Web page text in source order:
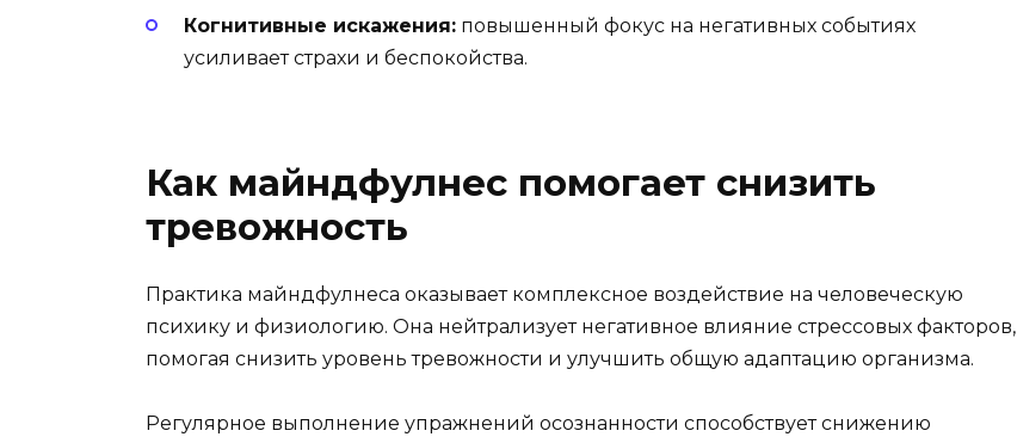
Когнитивные искажения: повышенный фокус на негативных событиях
усиливает страхи и беспокойства.
Как майндфулнес помогает снизить
тревожность
Практика майндфулнеса оказывает комплексное воздействие на человеческую
психику и физиологию. Она нейтрализует негативное влияние стрессовых факторов,
помогая снизить уровень тревожности и улучшить общую адаптацию организма.
Регулярное выполнение упражнений осознанности способствует снижению